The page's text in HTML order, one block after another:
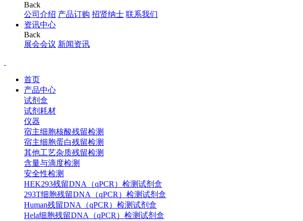
Back
公司介绍 产品订购 招贤纳士 联系我们
资讯中心
Back
展会会议 新闻资讯
首页
产品中心
试剂盒
试剂耗材
仪器
宿主细胞核酸残留检测
宿主细胞蛋白残留检测
其他工艺杂质残留检测
含量与滴度检测
安全性检测
HEK293残留DNA（qPCR）检测试剂盒
293T细胞残留DNA（qPCR）检测试剂盒
Human残留DNA（qPCR）检测试剂盒
Hela细胞残留DNA（qPCR）检测试剂盒